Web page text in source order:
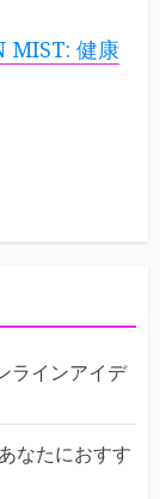
MIST: 健康
ラインアイデ
なたにおすす